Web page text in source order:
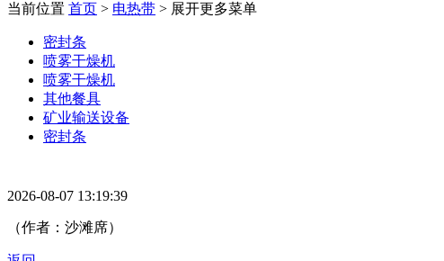
当前位置 首页 > 电热带 > 展开更多菜单
密封条
喷雾干燥机
喷雾干燥机
其他餐具
矿业输送设备
密封条
2026-08-07 13:19:39
（作者：沙滩席）